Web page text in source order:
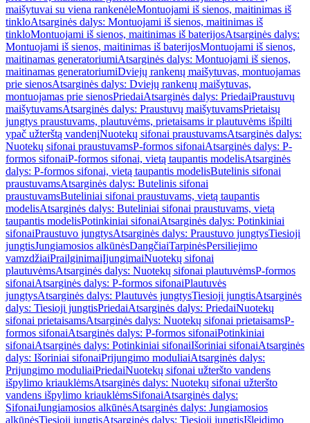
maišytuvai su viena rankenėleMontuojami iš sienos, maitinimas iš
tinkloAtsarginės dalys: Montuojami iš sienos, maitinimas iš
tinkloMontuojami iš sienos, maitinimas iš baterijosAtsarginės dalys:
Montuojami iš sienos, maitinimas iš baterijosMontuojami iš sienos,
maitinamas generatoriumiAtsarginės dalys: Montuojami iš sienos,
maitinamas generatoriumiDviejų rankenų maišytuvas, montuojamas
prie sienosAtsarginės dalys: Dviejų rankenų maišytuvas,
montuojamas prie sienosPriedaiAtsarginės dalys: PriedaiPraustuvų
maišytuvamsAtsarginės dalys: Praustuvų maišytuvamsPrietaisų
jungtys praustuvams, plautuvėms, prietaisams ir plautuvėms išpilti
ypač užterštą vandenįNuotekų sifonai praustuvamsAtsarginės dalys:
Nuotekų sifonai praustuvamsP-formos sifonaiAtsarginės dalys: P-
formos sifonaiP-formos sifonai, vietą taupantis modelisAtsarginės
dalys: P-formos sifonai, vietą taupantis modelisButelinis sifonai
praustuvamsAtsarginės dalys: Butelinis sifonai
praustuvamsButeliniai sifonai praustuvams, vietą taupantis
modelisAtsarginės dalys: Buteliniai sifonai praustuvams, vietą
taupantis modelisPotinkiniai sifonaiAtsarginės dalys: Potinkiniai
sifonaiPraustuvo jungtysAtsarginės dalys: Praustuvo jungtysTiesioji
jungtisJungiamosios alkūnėsDangčiaiTarpinėsPersiliejimo
vamzdžiaiPrailginimaiĮjungimaiNuotekų sifonai
plautuvėmsAtsarginės dalys: Nuotekų sifonai plautuvėmsP-formos
sifonaiAtsarginės dalys: P-formos sifonaiPlautuvės
jungtysAtsarginės dalys: Plautuvės jungtysTiesioji jungtisAtsarginės
dalys: Tiesioji jungtisPriedaiAtsarginės dalys: PriedaiNuotekų
sifonai prietaisamsAtsarginės dalys: Nuotekų sifonai prietaisamsP-
formos sifonaiAtsarginės dalys: P-formos sifonaiPotinkiniai
sifonaiAtsarginės dalys: Potinkiniai sifonaiIšoriniai sifonaiAtsarginės
dalys: Išoriniai sifonaiPrijungimo moduliaiAtsarginės dalys:
Prijungimo moduliaiPriedaiNuotekų sifonai užteršto vandens
išpylimo kriauklėmsAtsarginės dalys: Nuotekų sifonai užteršto
vandens išpylimo kriauklėmsSifonaiAtsarginės dalys:
SifonaiJungiamosios alkūnėsAtsarginės dalys: Jungiamosios
alkūnėsTiesioji jungtisAtsarginės dalys: Tiesioji jungtisIšleidimo